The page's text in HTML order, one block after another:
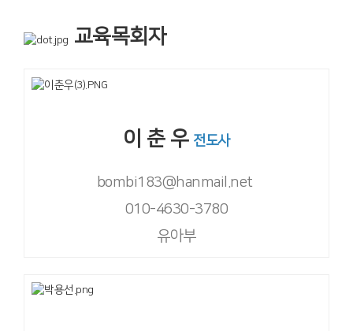
교육목회자
이 춘 우 전도사
bombi183@hanmail.net
010-4630-3780
유아부